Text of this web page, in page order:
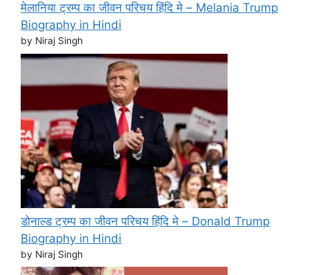
मेलानिया ट्रम्प का जीवन परिचय हिंदि मे – Melania Trump
Biography in Hindi
by Niraj Singh
डोनाल्ड ट्रम्प का जीवन परिचय हिंदि मे – Donald Trump
Biography in Hindi
by Niraj Singh